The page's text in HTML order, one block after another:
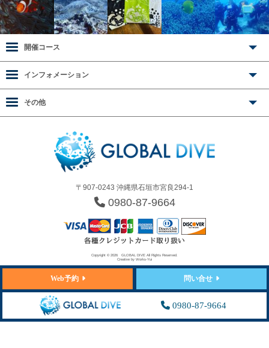
〒907-0243 沖縄県石垣市宮良294-1
0980-87-9664
開催コース
インフォメーション
その他
Copyright © 2026 GLOBAL DIVE All Rights Reserved.
Creative by Works-Yui
Web予約 問い合せ
0980-87-9664